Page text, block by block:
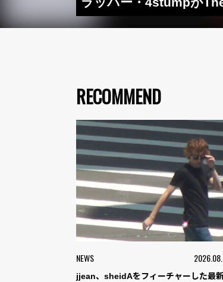
RECOMMEND
NEWS
jjean、sheidAをフィーチャーした最